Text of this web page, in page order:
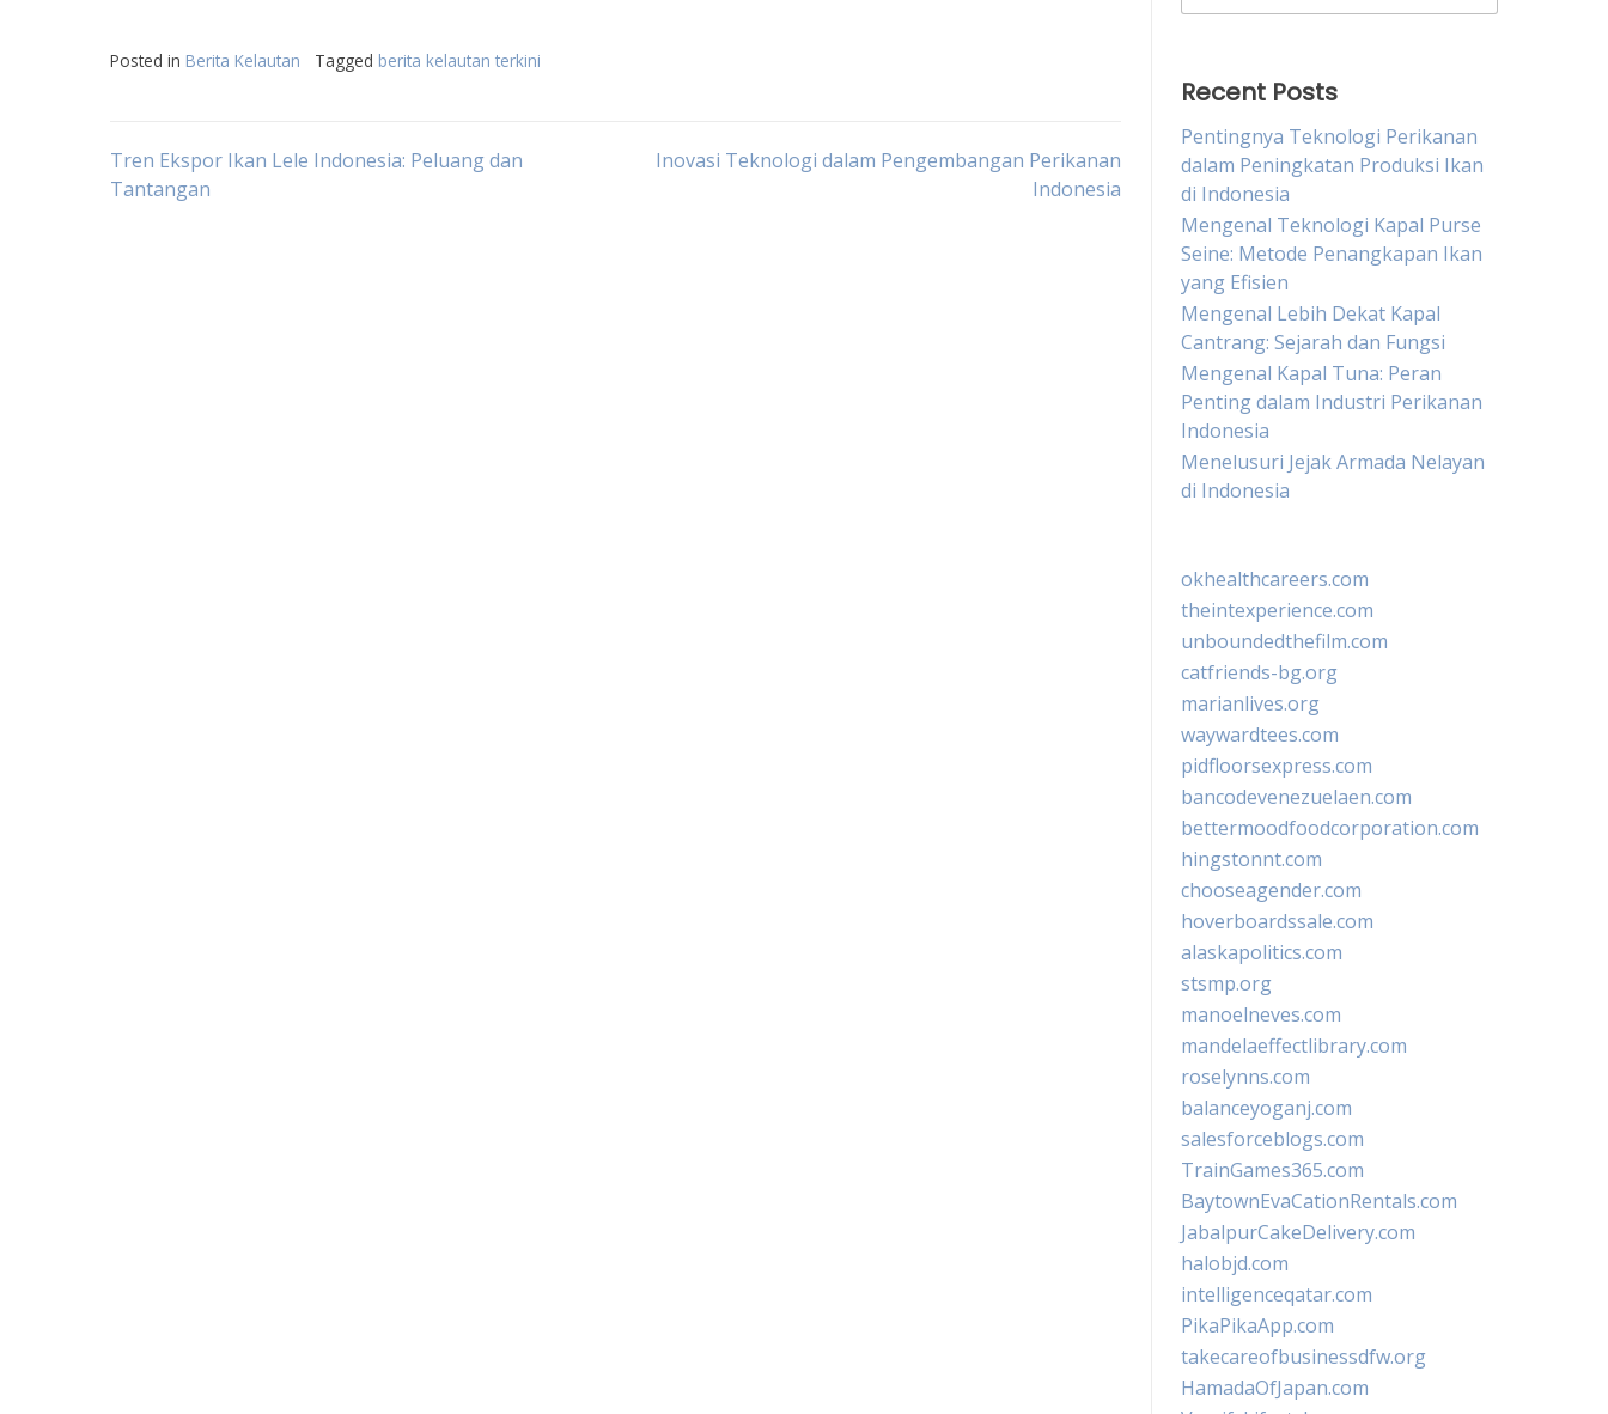
Posted in Berita Kelautan Tagged berita kelautan terkini
Post
Tren Ekspor Ikan Lele Indonesia: Peluang dan
Tantangan
Inovasi Teknologi dalam Pengembangan Perikanan
Indonesia
for:
Recent Posts
Pentingnya Teknologi Perikanan
dalam Peningkatan Produksi Ikan
di Indonesia
Mengenal Teknologi Kapal Purse
Seine: Metode Penangkapan Ikan
yang Efisien
Mengenal Lebih Dekat Kapal
Cantrang: Sejarah dan Fungsi
Mengenal Kapal Tuna: Peran
Penting dalam Industri Perikanan
Indonesia
Menelusuri Jejak Armada Nelayan
di Indonesia
okhealthcareers.com
theintexperience.com
unboundedthefilm.com
catfriends-bg.org
marianlives.org
waywardtees.com
pidfloorsexpress.com
bancodevenezuelaen.com
bettermoodfoodcorporation.com
hingstonnt.com
chooseagender.com
hoverboardssale.com
alaskapolitics.com
stsmp.org
manoelneves.com
mandelaeffectlibrary.com
roselynns.com
balanceyoganj.com
salesforceblogs.com
TrainGames365.com
BaytownEvaCationRentals.com
JabalpurCakeDelivery.com
halobjd.com
intelligenceqatar.com
PikaPikaApp.com
takecareofbusinessdfw.org
HamadaOfJapan.com